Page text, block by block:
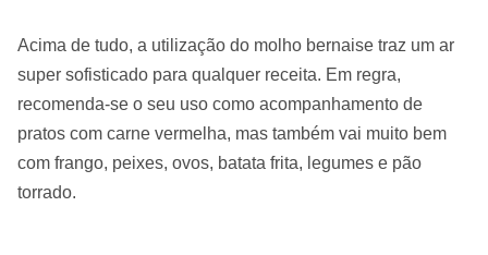
Acima de tudo, a utilização do molho bernaise traz um ar
super sofisticado para qualquer receita. Em regra,
recomenda-se o seu uso como acompanhamento de
pratos com carne vermelha, mas também vai muito bem
com frango, peixes, ovos, batata frita, legumes e pão
torrado.